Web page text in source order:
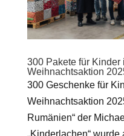
300 Pakete für Kinder
Weihnachtsaktion
300 Geschenke für
Weihnachtsaktion
Rumänien“ der
„Kinderlachen“